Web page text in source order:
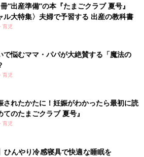
“出産準備”の本『たまごクラブ 夏号』
ル大特集〉夫婦で予習する 出産の教科書
育児
で悩むママ・パパが大絶賛する「魔法の
育児
されたかたに！妊娠がわかったら最初に読
てのたまごクラブ 夏号』
育児
ひんやり冷感寝具で快適な睡眠を